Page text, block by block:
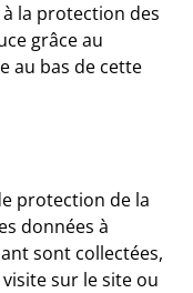
la protection des
grâce au
au bas de cette
protection de la
données à
sont collectées,
sur le site ou